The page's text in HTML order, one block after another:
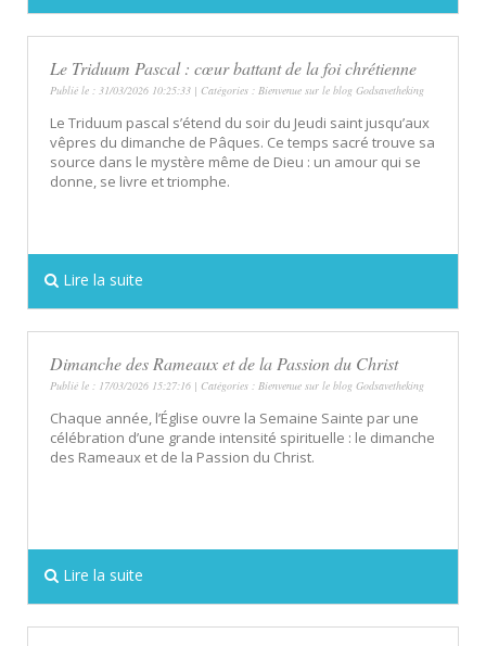
Le Triduum Pascal : cœur battant de la foi chrétienne
Publié le : 31/03/2026 10:25:33 | Catégories : Bienvenue sur le blog Godsavetheking
Le Triduum pascal s’étend du soir du Jeudi saint jusqu’aux
vêpres du dimanche de Pâques. Ce temps sacré trouve sa
source dans le mystère même de Dieu : un amour qui se
donne, se livre et triomphe.
Lire la suite
Dimanche des Rameaux et de la Passion du Christ
Publié le : 17/03/2026 15:27:16 | Catégories : Bienvenue sur le blog Godsavetheking
Chaque année, l’Église ouvre la Semaine Sainte par une
célébration d’une grande intensité spirituelle : le dimanche
des Rameaux et de la Passion du Christ.
Lire la suite